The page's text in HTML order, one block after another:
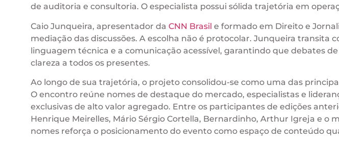
de auditoria e consultoria. O especialista possui sólida trajetória em
Caio Junqueira, apresentador da CNN Brasil e formado em Direito e
mediação das discussões. A escolha não é protocolar. Junqueira transita
linguagem técnica e a comunicação acessível, garantindo que debates
clareza a todos os presentes.
Ao longo de sua trajetória, o projeto consolidou-se como uma das
O encontro reúne nomes de destaque do mercado, especialistas e
exclusivas de alto valor agregado. Entre os participantes de edições
Henrique Meirelles, Mário Sérgio Cortella, Bernardinho, Arthur Igreja e o
nomes reforça o posicionamento do evento como espaço de conteúdo